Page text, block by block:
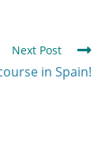
Next Post
in Spain!